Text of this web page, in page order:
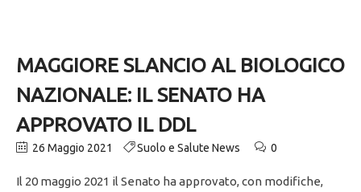
MAGGIORE SLANCIO AL BIOLOGICO
NAZIONALE: IL SENATO HA
APPROVATO IL DDL
26 Maggio 2021 Suolo e Salute News 0
Il 20 maggio 2021 il Senato ha approvato, con modifiche,